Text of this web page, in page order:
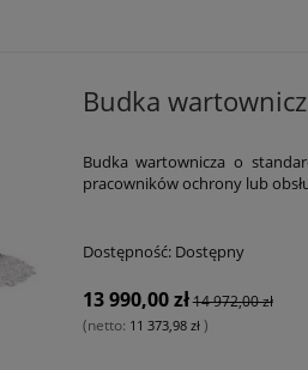
Budka
Budka wartownicza o
pracowników ochrony lub
Dostępność: Dostępny
13 990,00 zł14 972,00 zł
(netto: 11 373,98 zł )